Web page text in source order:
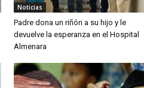
Noticias
Padre dona un riñón a su hijo y le
devuelve la esperanza en el Hospital
Almenara